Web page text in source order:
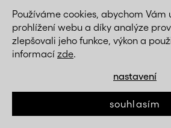
Používáme cookies, abychom Vám
prohlížení webu a díky analýze
zlepšovali jeho funkce, výkon a
informací zde.
nastavení
souhlasím
Židle jídelní béžová otočný vratný
AJZ210K
Akce